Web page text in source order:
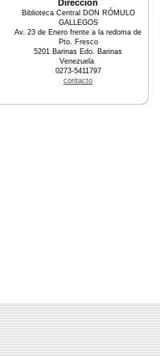
Dirección
Biblioteca Central DON RÓMULO
GALLEGOS
Av. 23 de Enero frente a la redoma de
Pto. Fresco
5201 Barinas Edo. Barinas
Venezuela
0273-5411797
contacto